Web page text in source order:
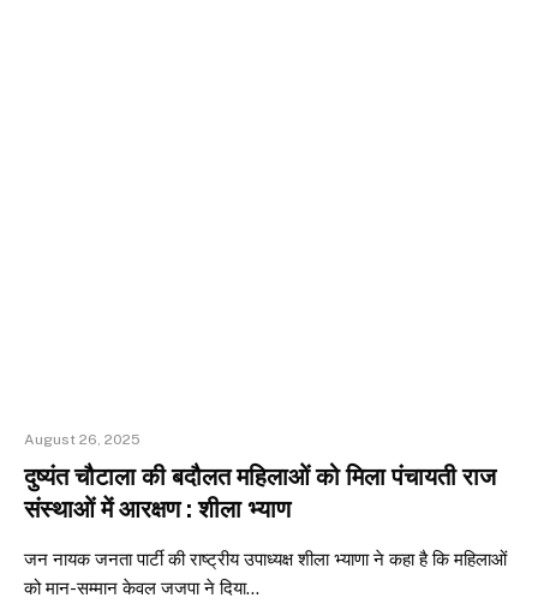
August 26, 2025
दुष्यंत चौटाला की बदौलत महिलाओं को मिला पंचायती राज
संस्थाओं में आरक्षण : शीला भ्याण
जन नायक जनता पार्टी की राष्ट्रीय उपाध्यक्ष शीला भ्याणा ने कहा है कि महिलाओं
को मान-सम्मान केवल जजपा ने दिया…